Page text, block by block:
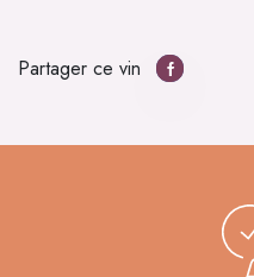
Partager ce vin